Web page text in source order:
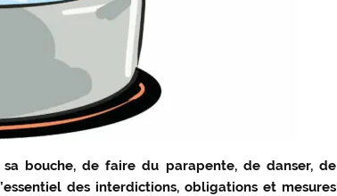
bouche, de faire du parapente, de danser, de
des interdictions, obligations et mesures